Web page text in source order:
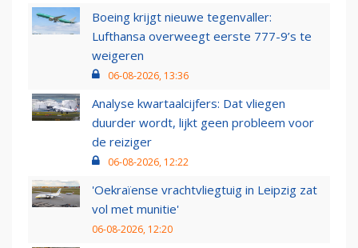
Boeing krijgt nieuwe tegenvaller:
Lufthansa overweegt eerste 777-9’s te
weigeren
06-08-2026, 13:36
Analyse kwartaalcijfers: Dat vliegen
duurder wordt, lijkt geen probleem voor
de reiziger
06-08-2026, 12:22
'Oekraïense vrachtvliegtuig in Leipzig zat
vol met munitie'
06-08-2026, 12:20